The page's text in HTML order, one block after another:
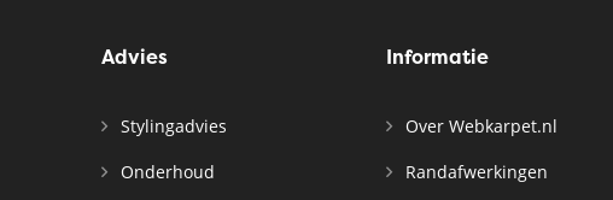
Advies
Stylingadvies
Onderhoud
Informatie
Over Webkarpet.nl
Randafwerkingen